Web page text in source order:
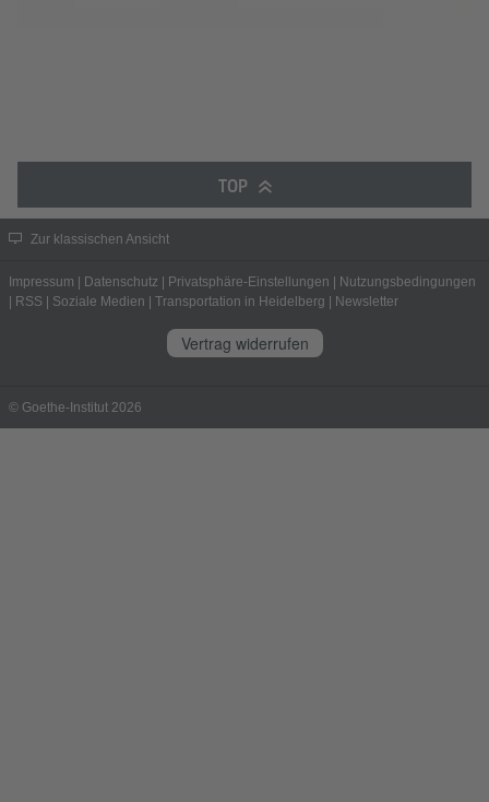
TOP
Zur klassischen Ansicht
Impressum | Datenschutz | Privatsphäre-Einstellungen | Nutzungsbedingungen
| RSS | Soziale Medien | Transportation in Heidelberg | Newsletter
Vertrag widerrufen
© Goethe-Institut 2026